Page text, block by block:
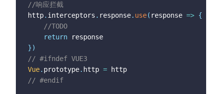
//响应拦截
http. interceptors . response. use( response => {
//TODO
return
})
// #ifndef VUE3
Vue. prototype. http =
// #endif